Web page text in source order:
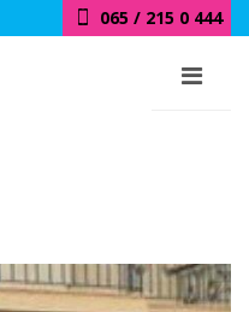
065 / 215 0 444